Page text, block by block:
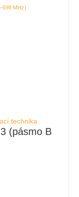
technika
(pásmo B